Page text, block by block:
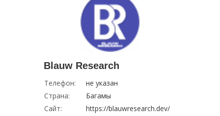
Blauw Research
Телефон:
не указан
Страна:
Багамы
Сайт:
https://blauwresearch.dev/